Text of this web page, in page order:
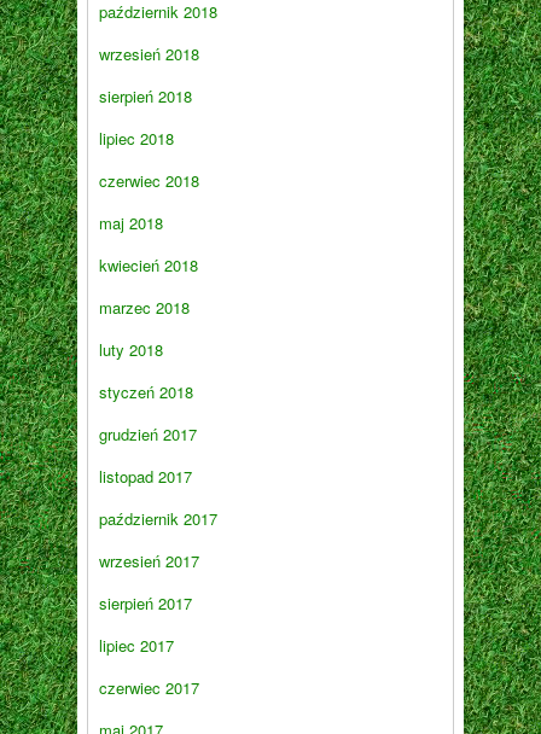
październik 2018
wrzesień 2018
sierpień 2018
lipiec 2018
czerwiec 2018
maj 2018
kwiecień 2018
marzec 2018
luty 2018
styczeń 2018
grudzień 2017
listopad 2017
październik 2017
wrzesień 2017
sierpień 2017
lipiec 2017
czerwiec 2017